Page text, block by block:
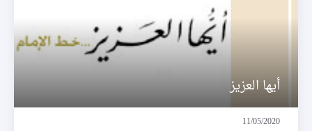
أيها العزيز
11/05/2020